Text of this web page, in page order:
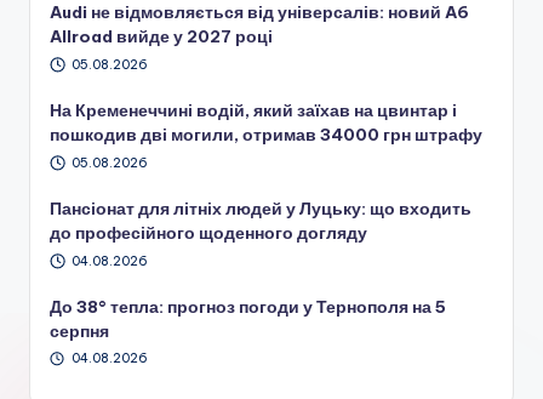
Audi не відмовляється від універсалів: новий A6
Allroad вийде у 2027 році
05.08.2026
На Кременеччині водій, який заїхав на цвинтар і
пошкодив дві могили, отримав 34000 грн штрафу
05.08.2026
Пансіонат для літніх людей у Луцьку: що входить
до професійного щоденного догляду
04.08.2026
До 38° тепла: прогноз погоди у Тернополя на 5
серпня
04.08.2026